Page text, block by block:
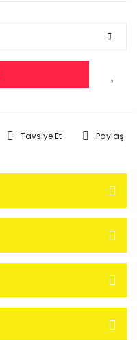
Tavsiye Et Paylaş